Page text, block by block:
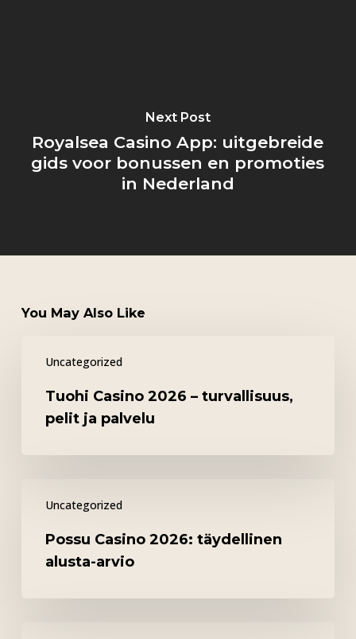
Next Post
Royalsea Casino App: uitgebreide
gids voor bonussen en promoties
in Nederland
You May Also Like
Uncategorized
Casino
turvallisuus,
Tuohi Casino 2026 – turvallisuus,
pelit ja palvelu
Uncategorized
Casino
alusta-
Possu Casino 2026: täydellinen
alusta-arvio